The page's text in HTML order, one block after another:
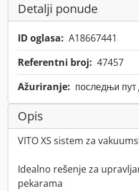
Detalji ponude
ID oglasa: A18667441
Referentni broj: 47457
Ažuriranje: последњи
Opis
VITO XS sistem za
Idealno rešenje za
pekarama